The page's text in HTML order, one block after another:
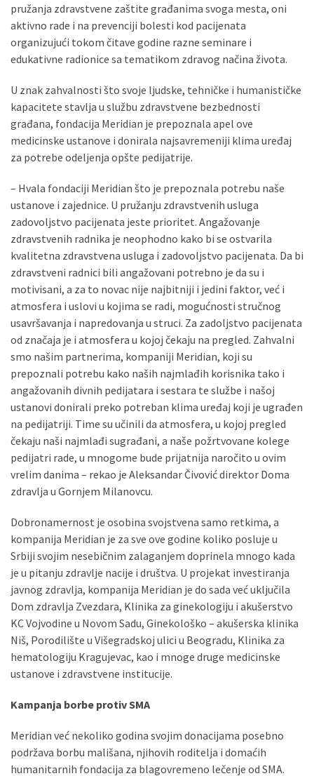
pružanja zdravstvene zaštite građanima svoga mesta, oni
aktivno rade i na prevenciji bolesti kod pacijenata
organizujući tokom čitave godine razne seminare i
edukativne radionice sa tematikom zdravog načina života.
U znak zahvalnosti što svoje ljudske, tehničke i humanističke
kapacitete stavlja u službu zdravstvene bezbednosti
građana, fondacija Meridian je prepoznala apel ove
medicinske ustanove i donirala najsavremeniji klima uređaj
za potrebe odeljenja opšte pedijatrije.
– Hvala fondaciji Meridian što je prepoznala potrebu naše
ustanove i zajednice. U pružanju zdravstvenih usluga
zadovoljstvo pacijenata jeste prioritet. Angažovanje
zdravstvenih radnika je neophodno kako bi se ostvarila
kvalitetna zdravstvena usluga i zadovoljstvo pacijenata. Da bi
zdravstveni radnici bili angažovani potrebno je da su i
motivisani, a za to novac nije najbitniji i jedini faktor, već i
atmosfera i uslovi u kojima se radi, mogućnosti stručnog
usavršavanja i napredovanja u struci. Za zadoljstvo pacijenata
od značaja je i atmosfera u kojoj čekaju na pregled. Zahvalni
smo našim partnerima, kompaniji Meridian, koji su
prepoznali potrebu kako naših najmlađih korisnika tako i
angažovanih divnih pedijatara i sestara te službe i našoj
ustanovi donirali preko potreban klima uređaj koji je ugrađen
na pedijatriji. Time su učinili da atmosfera, u kojoj pregled
čekaju naši najmlađi sugrađani, a naše požrtvovane kolege
pedijatri rade, u mnogome bude prijatnija naročito u ovim
vrelim danima – rekao je Aleksandar Čivović direktor Doma
zdravlja u Gornjem Milanovcu.
Dobronamernost je osobina svojstvena samo retkima, a
kompanija Meridian je za sve ove godine koliko posluje u
Srbiji svojim nesebičnim zalaganjem doprinela mnogo kada
je u pitanju zdravlje nacije i društva. U projekat investiranja
javnog zdravlja, kompanija Meridian je do sada već uključila
Dom zdravlja Zvezdara, Klinika za ginekologiju i akušerstvo
KC Vojvodine u Novom Sadu, Ginekološko – akušerska klinika
Niš, Porodilište u Višegradskoj ulici u Beogradu, Klinika za
hematologiju Kragujevac, kao i mnoge druge medicinske
ustanove i zdravstvene institucije.
Kampanja borbe protiv SMA
Meridian već nekoliko godina svojim donacijama posebno
podržava borbu mališana, njihovih roditelja i domaćih
humanitarnih fondacija za blagovremeno lečenje od SMA.